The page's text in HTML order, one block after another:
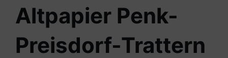
Altpapier Penk-
Preisdorf-Trattern